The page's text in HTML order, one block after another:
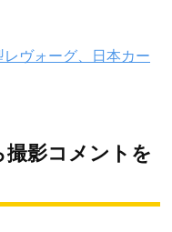
レヴォーグ、日本カー
影コメントを